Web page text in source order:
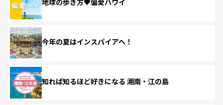
地球の歩き方♥偏愛ハワイ
今年の夏はインスパイアへ！
知れば知るほど好きになる 湘南・江の島